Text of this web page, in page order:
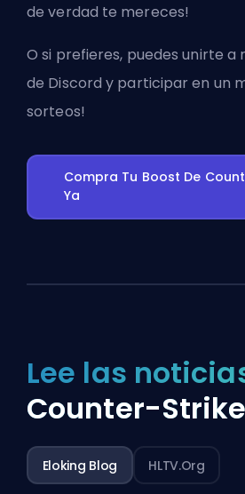
de verdad te mereces!
O si prefieres, puedesunirte a
de Discord y participar en un
sorteos!
Compra Tu Boost De
Ya
Lee las
Counter-Strike
Eloking Blog HLTV.org